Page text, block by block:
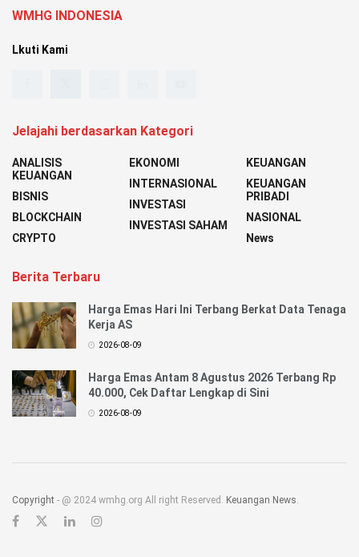
WMHG INDONESIA
Lkuti Kami
Jelajahi berdasarkan Kategori
ANALISIS
KEUANGAN
BISNIS
BLOCKCHAIN
CRYPTO
EKONOMI
INTERNASIONAL
INVESTASI
INVESTASI SAHAM
KEUANGAN
KEUANGAN
PRIBADI
NASIONAL
News
Berita Terbaru
Harga Emas Hari Ini Terbang Berkat Data Tenaga
Kerja AS
2026-08-09
Harga Emas Antam 8 Agustus 2026 Terbang Rp
40.000, Cek Daftar Lengkap di Sini
2026-08-09
Copyright - @ 2024 wmhg.org All right Reserved. Keuangan News.